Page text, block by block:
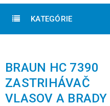
KATEGÓRIE
BRAUN HC 7390
ZASTRIHÁVAČ
VLASOV A BRADY